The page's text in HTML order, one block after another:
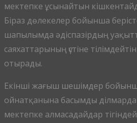
мектепке ұсынайтын
Біраз дөлекелер бойынша
шапылымда әдіспазірдың
саяхаттарының үстіне
отырады.
Екінші жағыш шешімдер
ойнатқанына басымды
мектепке алмасадайдар